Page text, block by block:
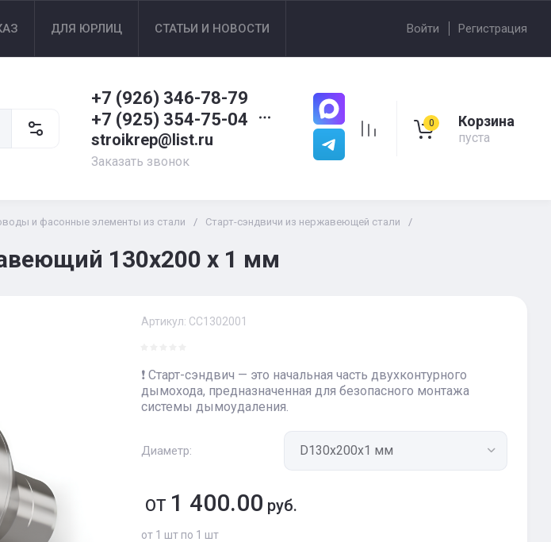
ДЛЯ ЮРЛИЦ СТАТЬИ И НОВОСТИ Войти Регистрация
+7 (926) 346-78-79
+7 (925) 354-75-04
stroikrep@list.ru
Заказать звонок
0 Корзина
пуста
и фасонные элементы из стали / Старт-сэндвичи из нержавеющей стали
/
130х200 х 1 мм
Артикул: CC1302001
❗️ Старт-сэндвич — это начальная часть двухконтурного
дымохода, предназначенная для безопасного монтажа
системы дымоудаления.
Диаметр:
ОТ 1 400.00 руб.
от 1 шт по 1 шт